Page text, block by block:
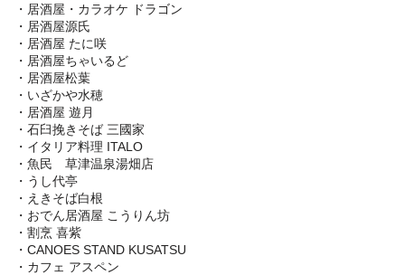
・居酒屋・カラオケ ドラゴン
・居酒屋源氏
・居酒屋 たに咲
・居酒屋ちゃいるど
・居酒屋松葉
・いざかや水穂
・居酒屋 遊月
・石臼挽きそば 三國家
・イタリア料理 ITALO
・魚民 草津温泉湯畑店
・うし代亭
・えきそば白根
・おでん居酒屋 こうりん坊
・割烹 喜紫
・CANOES STAND KUSATSU
・カフェ アスペン